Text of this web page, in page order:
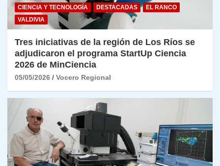
CIENCIA Y TECNOLOGÍA DESTACADAS
EL RANCO
VALDIVIA
Tres iniciativas de la región de Los Ríos se
adjudicaron el programa StartUp Ciencia
2026 de MinCiencia
05/05/2026 Vocero Regional